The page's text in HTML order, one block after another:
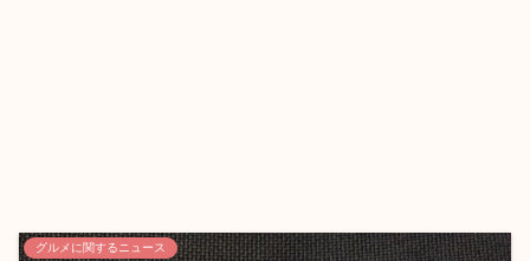
グルメに関するニュース